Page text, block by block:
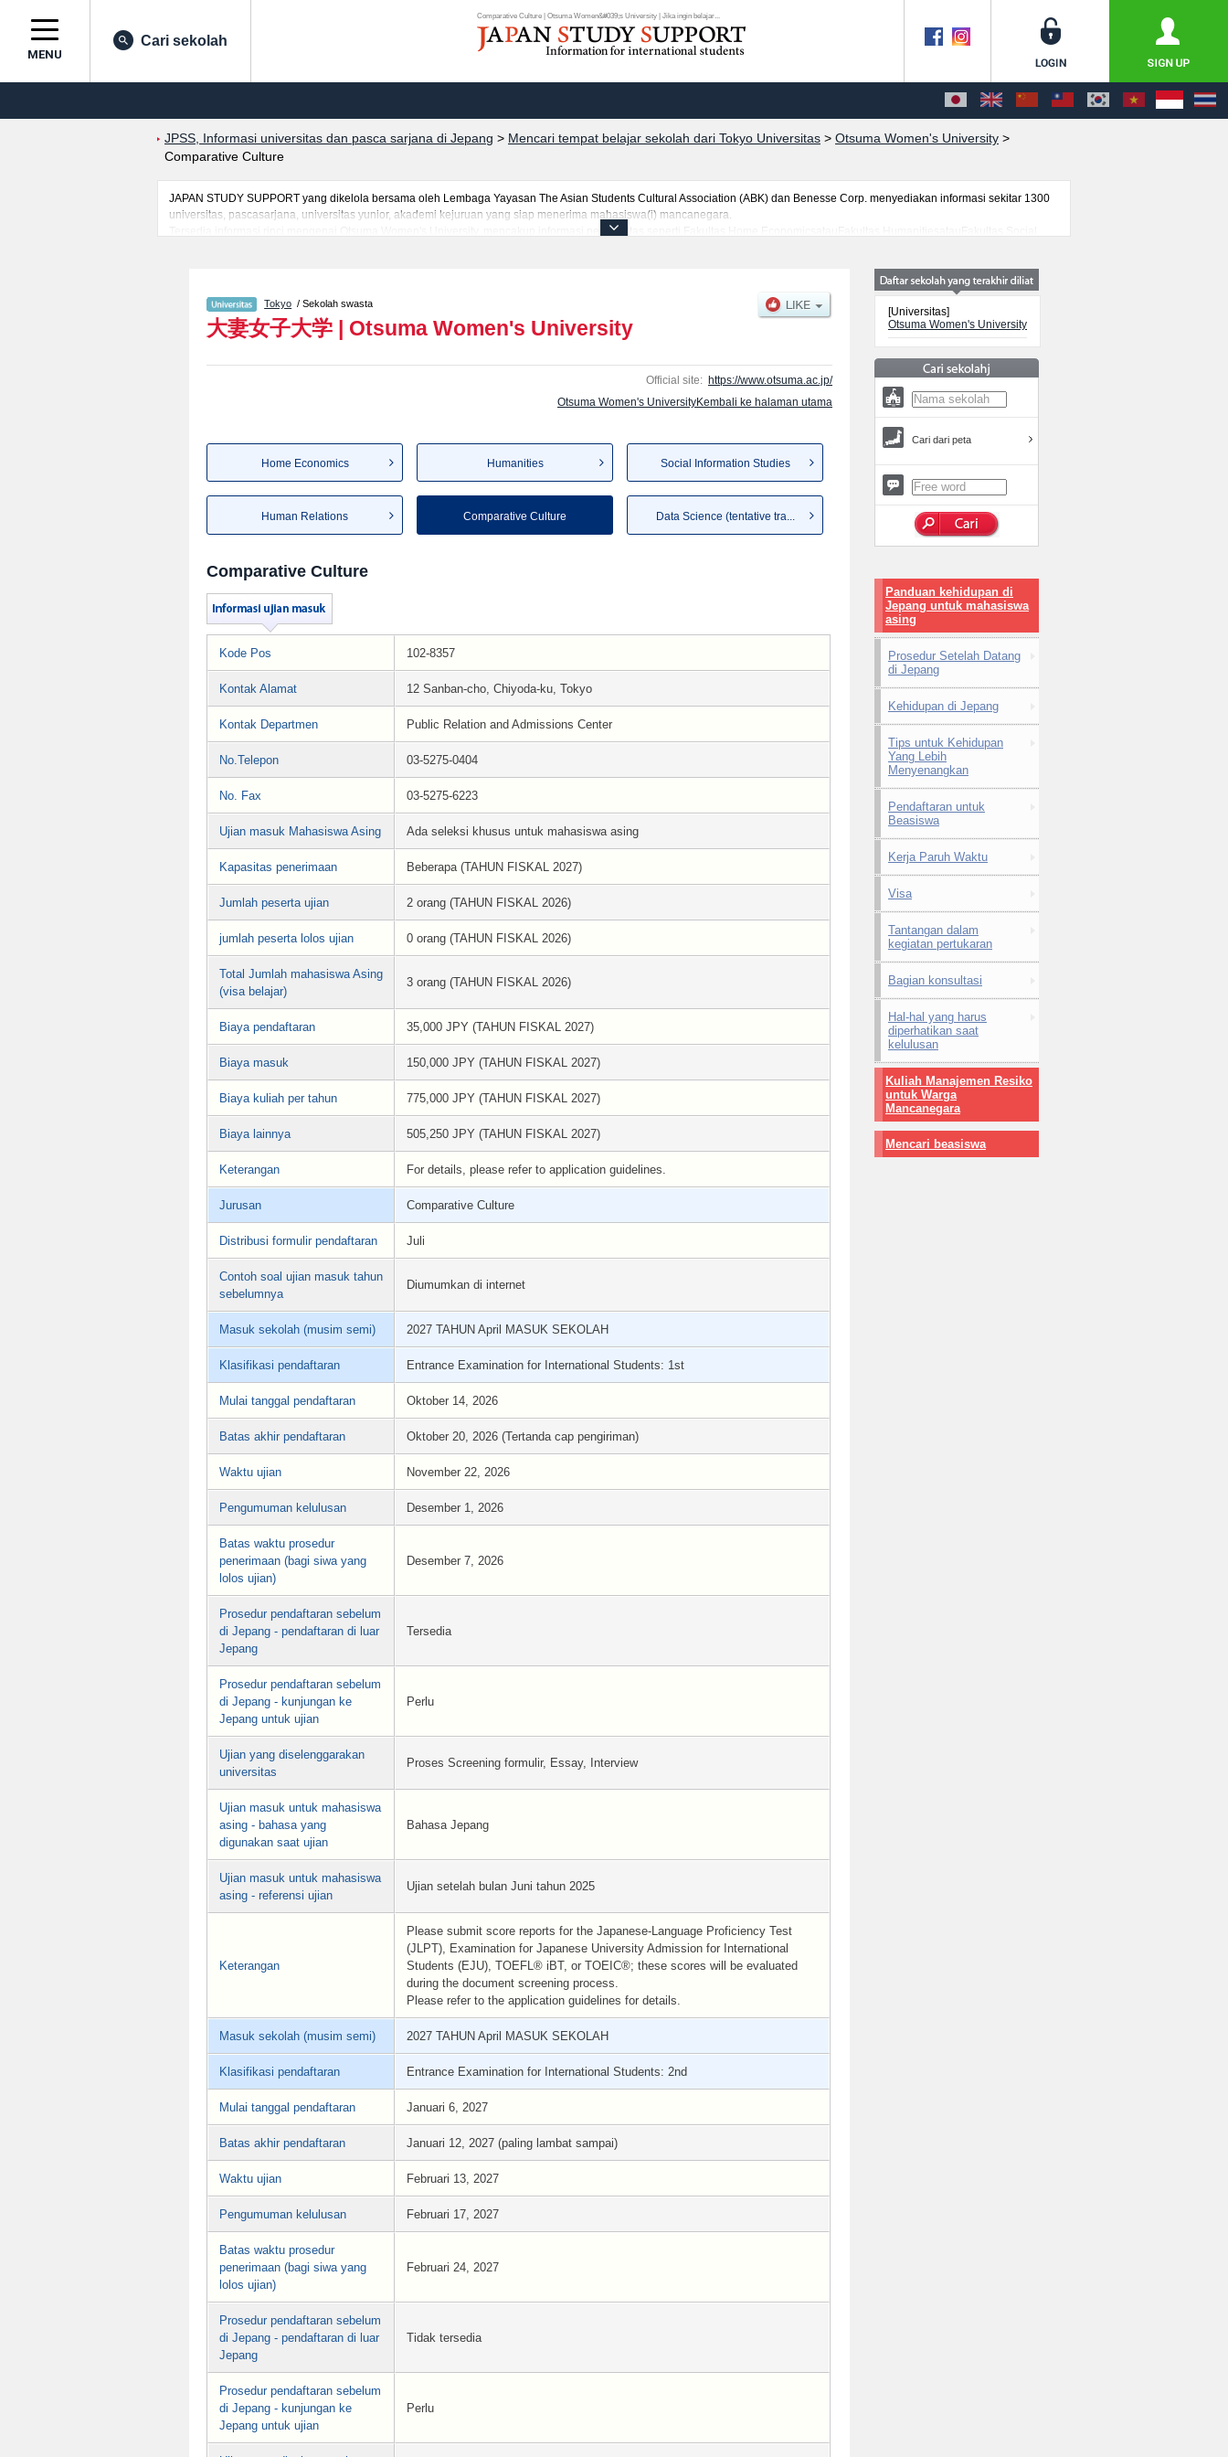
Comparative Culture | Otsuma Women&#039;s University | Jika ingin belajar...
MENU
Cari sekolah
JPSS, Informasi universitas dan pasca sarjana di Jepang > Mencari tempat belajar sekolah dari Tokyo Universitas > Otsuma Women's University >
Comparative Culture
JAPAN STUDY SUPPORT yang dikelola bersama oleh Lembaga Yayasan The Asian Students Cultural Association (ABK) dan Benesse Corp. menyediakan informasi sekitar 1300
universitas, pascasarjana, universitas yunior, akademi kejuruan yang siap menerima mahasiswa(i) mancanegara.
Tersedia informasi rinci mengenai Otsuma Women's University, mencakup informasi per fakultas seperti Fakultas Home EconomicsatauFakultas HumanitiesatauFakultas Social
Tokyo / Sekolah swasta
大妻女子大学 | Otsuma Women's University
Official site: https://www.otsuma.ac.jp/
Otsuma Women's UniversityKembali ke halaman utama
Home Economics Humanities Social Information Studies
Human Relations Comparative Culture Data Science (tentative tra...
Comparative Culture
Kode Pos 102-8357
Kontak Alamat 12 Sanban-cho, Chiyoda-ku, Tokyo
Kontak Departmen Public Relation and Admissions Center
No.Telepon 03-5275-0404
No. Fax 03-5275-6223
Ujian masuk Mahasiswa Asing Ada seleksi khusus untuk mahasiswa asing
Kapasitas penerimaan Beberapa (TAHUN FISKAL 2027)
Jumlah peserta ujian 2 orang (TAHUN FISKAL 2026)
jumlah peserta lolos ujian 0 orang (TAHUN FISKAL 2026)
Total Jumlah mahasiswa Asing
(visa belajar)
3 orang (TAHUN FISKAL 2026)
Biaya pendaftaran 35,000 JPY (TAHUN FISKAL 2027)
Biaya masuk 150,000 JPY (TAHUN FISKAL 2027)
Biaya kuliah per tahun 775,000 JPY (TAHUN FISKAL 2027)
Biaya lainnya 505,250 JPY (TAHUN FISKAL 2027)
Keterangan For details, please refer to application guidelines.
Jurusan Comparative Culture
Distribusi formulir pendaftaran Juli
Contoh soal ujian masuk tahun
sebelumnya
Diumumkan di internet
Masuk sekolah (musim semi) 2027 TAHUN April MASUK SEKOLAH
Klasifikasi pendaftaran Entrance Examination for International Students: 1st
Mulai tanggal pendaftaran Oktober 14, 2026
Batas akhir pendaftaran Oktober 20, 2026 (Tertanda cap pengiriman)
Waktu ujian November 22, 2026
Pengumuman kelulusan Desember 1, 2026
Batas waktu prosedur
penerimaan (bagi siwa yang
lolos ujian)
Desember 7, 2026
Prosedur pendaftaran sebelum
di Jepang - pendaftaran di luar
Jepang
Tersedia
Prosedur pendaftaran sebelum
di Jepang - kunjungan ke
Jepang untuk ujian
Perlu
Ujian yang diselenggarakan
universitas
Proses Screening formulir, Essay, Interview
Ujian masuk untuk mahasiswa
asing - bahasa yang
digunakan saat ujian
Bahasa Jepang
Ujian masuk untuk mahasiswa
asing - referensi ujian
Ujian setelah bulan Juni tahun 2025
Keterangan
Please submit score reports for the Japanese-Language Proficiency Test
(JLPT), Examination for Japanese University Admission for International
Students (EJU), TOEFL® iBT, or TOEIC®; these scores will be evaluated
during the document screening process.
Please refer to the application guidelines for details.
Masuk sekolah (musim semi) 2027 TAHUN April MASUK SEKOLAH
Klasifikasi pendaftaran Entrance Examination for International Students: 2nd
Mulai tanggal pendaftaran Januari 6, 2027
Batas akhir pendaftaran Januari 12, 2027 (paling lambat sampai)
Waktu ujian Februari 13, 2027
Pengumuman kelulusan Februari 17, 2027
Batas waktu prosedur
penerimaan (bagi siwa yang
lolos ujian)
Februari 24, 2027
Prosedur pendaftaran sebelum
di Jepang - pendaftaran di luar
Jepang
Tidak tersedia
Prosedur pendaftaran sebelum
di Jepang - kunjungan ke
Jepang untuk ujian
Perlu
[Universitas]
Otsuma Women's University
Cari dari peta
Panduan kehidupan di
Jepang untuk mahasiswa
asing
Prosedur Setelah Datang
di Jepang
Kehidupan di Jepang
Tips untuk Kehidupan
Yang Lebih
Menyenangkan
Pendaftaran untuk
Beasiswa
Kerja Paruh Waktu
Visa
Tantangan dalam
kegiatan pertukaran
Bagian konsultasi
Hal-hal yang harus
diperhatikan saat
kelulusan
Kuliah Manajemen Resiko
untuk Warga
Mancanegara
Mencari beasiswa